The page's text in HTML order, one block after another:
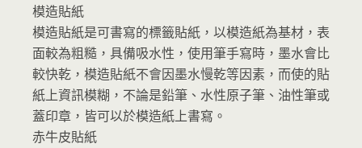
模造貼紙
模造貼紙是可書寫的標籤貼紙，以模造紙為基材，表
面較為粗糙，具備吸水性，使用筆手寫時，墨水會比
較快乾，模造貼紙不會因墨水慢乾等因素，而使的貼
紙上資訊模糊，不論是鉛筆、水性原子筆、油性筆或
蓋印章，皆可以於模造紙上書寫。
赤牛皮貼紙